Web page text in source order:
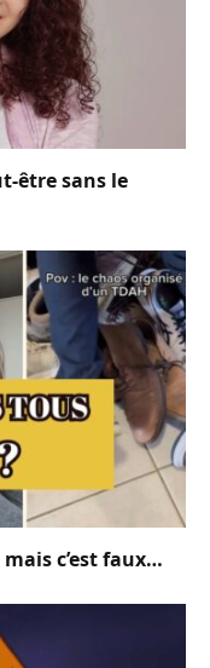
être sans le
c’est faux…